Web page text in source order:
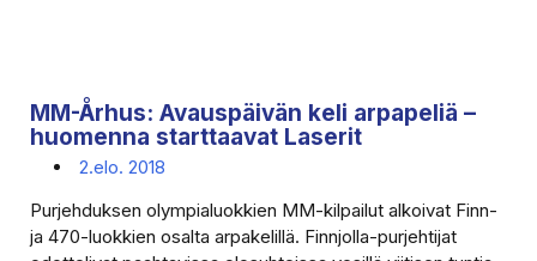
MM-Århus: Avauspäivän keli arpapeliä –
huomenna starttaavat Laserit
2.elo. 2018
Purjehduksen olympialuokkien MM-kilpailut alkoivat Finn-
ja 470-luokkien osalta arpakelillä. Finnjolla-purjehtijat